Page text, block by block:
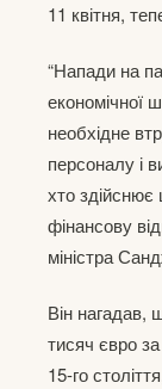
11 квітня,
“Напади на
економічної
необхідне
персоналу і
хто здійснює
фінансову
міністра
Він нагадав,
тисяч євро
15-го